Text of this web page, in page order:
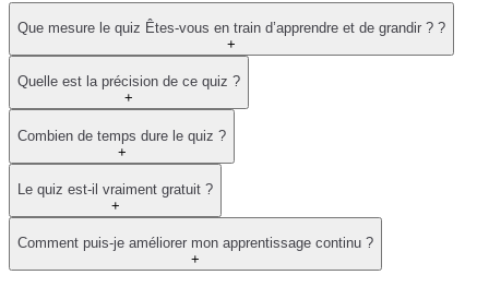
Que mesure le quiz Êtes-vous en train d’apprendre et de grandir ? ?
+
Quelle est la précision de ce quiz ?
+
Combien de temps dure le quiz ?
+
Le quiz est-il vraiment gratuit ?
+
Comment puis-je améliorer mon apprentissage continu ?
+